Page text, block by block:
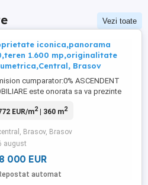
Vezi toate
iconica,panorama
1.600 mp,originalitate
Brasov
cumparator:0% ASCENDENT
este onorata sa va prezinte
360 mp utili si un teren
dintre cele mai apreciate zone din
Brasovului, unde fiecare fereastra
un tablou viu, iar privelistea ...
EUR/m2| 360 m2
Brasov, Brasov
august
000 EUR
automat